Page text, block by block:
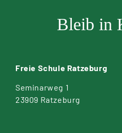
Bleib in
Freie Schule Ratzeburg
Seminarweg 1
23909 Ratzeburg